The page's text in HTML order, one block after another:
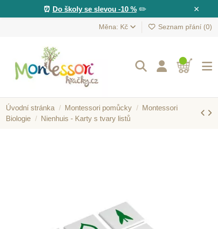
×
⏰ Do školy se slevou -10 %✏️
Měna: Kč Seznam přání (0)
Úvodní stránka Montessori pomůcky
Montessori
Biologie
Nienhuis - Karty s tvary listů